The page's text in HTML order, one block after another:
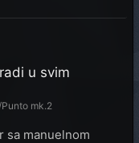
u svim
mk.2
sa manuelnom